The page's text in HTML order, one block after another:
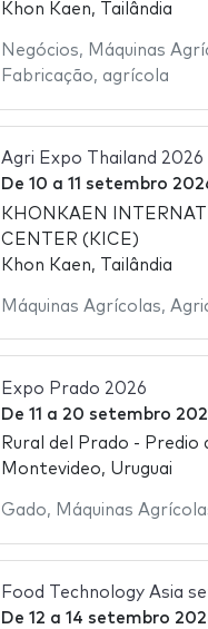
Khon Kaen, Tailândia
Negócios, Máquinas
Fabricação, agrícola
Agri Expo Thailand 2026
De 10 a 11 setembro
KHONKAEN
CENTER (KICE)
Khon Kaen, Tailândia
Máquinas Agrícolas,
Expo Prado 2026
De 11 a 20 setembro
Rural del Prado - Predio
Montevideo, Uruguai
Gado, Máquinas
Food Technology Asia
De 12 a 14 setembro